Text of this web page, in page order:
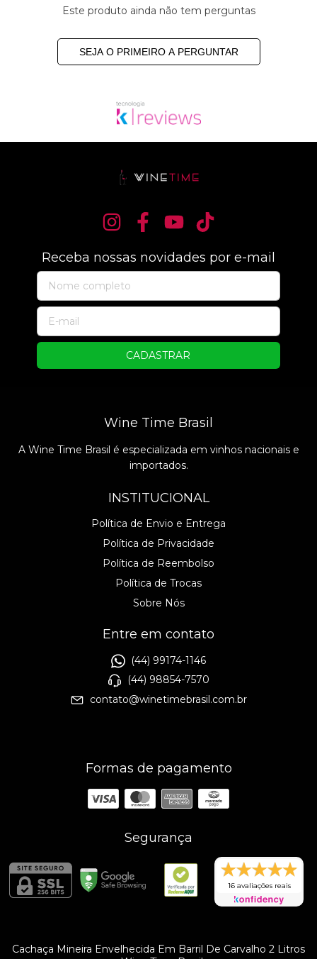
Este produto ainda não tem perguntas
SEJA O PRIMEIRO A PERGUNTAR
Receba nossas novidades por e-mail
Wine Time Brasil
A Wine Time Brasil é especializada em vinhos nacionais e
importados.
INSTITUCIONAL
Política de Envio e Entrega
Política de Privacidade
Política de Reembolso
Política de Trocas
Sobre Nós
Entre em contato
(44) 99174-1146
(44) 98854-7570
contato@winetimebrasil.com.br
Formas de pagamento
Segurança
16 avaliações reais
Cachaça Mineira Envelhecida Em Barril De Carvalho 2 Litros